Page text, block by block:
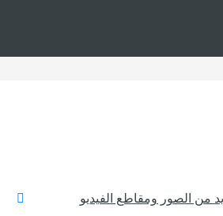
من الصور ومقاطع الفيديو